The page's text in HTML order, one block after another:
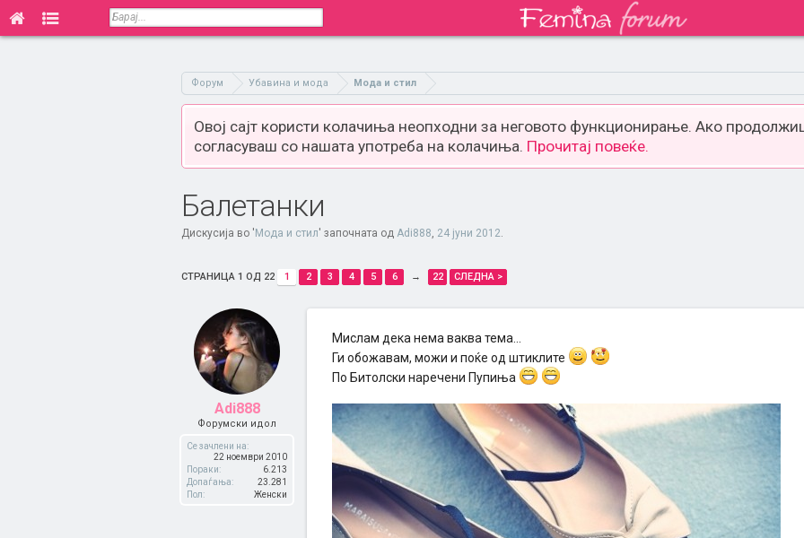
Форум Убавина и мода Мода и стил
Овој сајт користи колачиња неопходни за неговото функционирање. Ако
согласуваш со нашата употреба на колачиња. Прочитај повеќе.
Балетанки
Дискусија во ' Мода и стил' започната од Adi888, 24 јуни 2012.
СТРАНИЦА 1 ОД 22 1 2 3 4 5 6 → 22 СЛЕДНА >
Adi888
Форумски идол
Се зачлени на:
22 ноември 2010
Пораки:
6.213
Допаѓања:
23.281
Пол:
Женски
Мислам дека нема ваква тема...
Ги обожавам, можи и поќе од штиклите
По Битолски наречени Пупиња